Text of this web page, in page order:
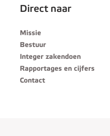
Direct naar
Missie
Bestuur
Integer zakendoen
Rapportages en cijfers
Contact